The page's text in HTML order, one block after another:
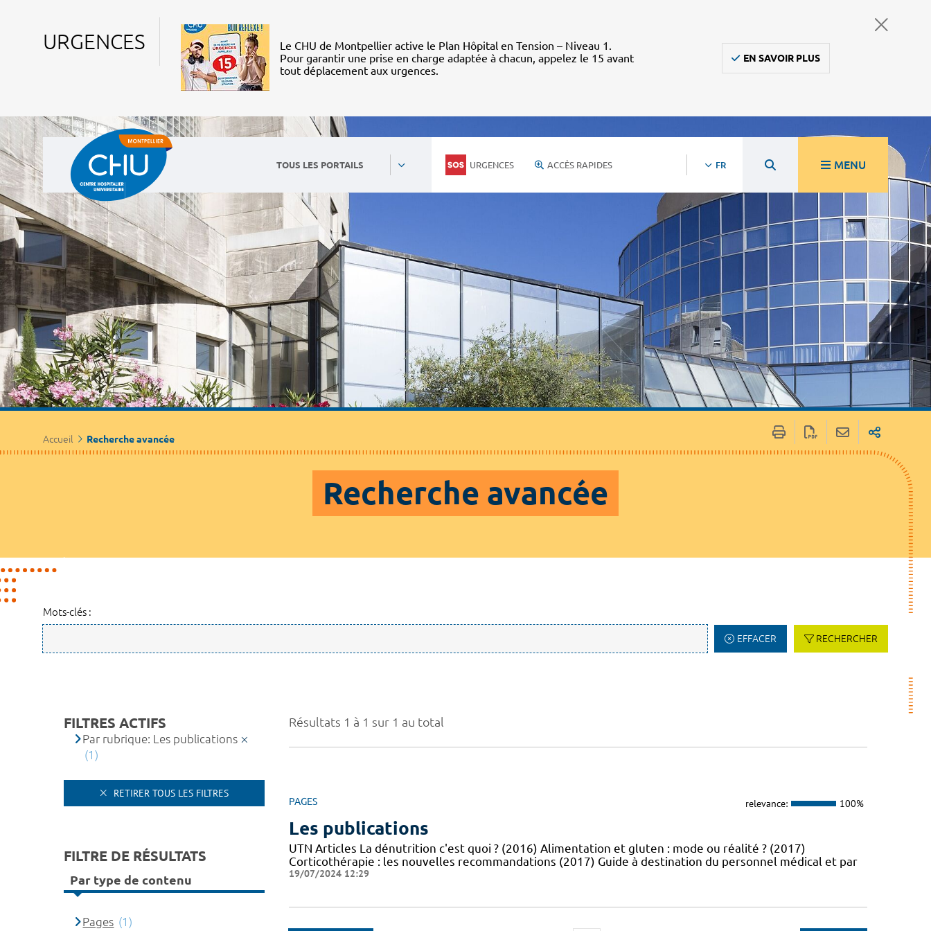
URGENCES
Le CHU de Montpellier active le Plan Hôpital en Tension – Niveau 1.
Pour garantir une prise en charge adaptée à chacun, appelez le 15 avant
tout déplacement aux urgences.
EN SAVOIR PLUS
TOUS LES PORTAILS URGENCES ACCÈS RAPIDES FR MENU
Accueil Recherche avancée
Recherche avancée
Mots-clés :
EFFACER RECHERCHER
Résultats 1 à 1 sur 1 au total
PAGES relevance: 100%
Les publications
UTN Articles La dénutrition c'est quoi ? (2016) Alimentation et gluten : mode ou réalité ? (2017)
Corticothérapie : les nouvelles recommandations (2017) Guide à destination du personnel médical et par
19/07/2024 12:29
FILTRES ACTIFS
Par rubrique: Les publications
(1)
RETIRER TOUS LES FILTRES
FILTRE DE RÉSULTATS
Par type de contenu
Pages (1)